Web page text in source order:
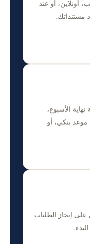
أونلاين، أو عند
مستنداتك.
الأسبوع،
بنكي، أو
على إنجاز الطلبات